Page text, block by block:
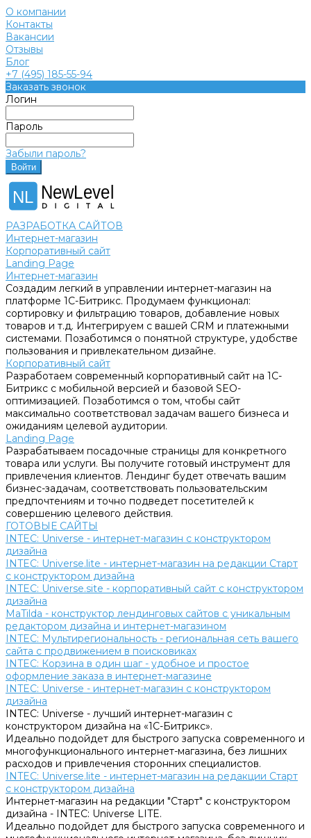
О компании
Контакты
Вакансии
Отзывы
Блог
+7 (495) 185-55-94
Заказать звонок
Логин
Пароль
Забыли пароль?
NewLevel
NL
РАЗРАБОТКА САЙТОВ
Интернет-магазин
Корпоративный сайт
Landing Page
Интернет-магазин
Создадим легкий в управлении интернет-магазин на
платформе 1С-Битрикс. Продумаем функционал:
сортировку и фильтрацию товаров, добавление новых
товаров и т.д. Интегрируем с вашей CRM и платежными
системами. Позаботимся о понятной структуре, удобстве
пользования и привлекательном дизайне.
Корпоративный сайт
Разработаем современный корпоративный сайт на 1С-
Битрикс с мобильной версией и базовой SEO-
оптимизацией. Позаботимся о том, чтобы сайт
максимально соответствовал задачам вашего бизнеса и
ожиданиям целевой аудитории.
Landing Page
Разрабатываем посадочные страницы для конкретного
товара или услуги. Вы получите готовый инструмент для
привлечения клиентов. Лендинг будет отвечать вашим
бизнес-задачам, соответствовать пользовательским
предпочтениям и точно подведет посетителей к
совершению целевого действия.
ГОТОВЫЕ САЙТЫ
INTEC: Universe - интернет-магазин с конструктором
дизайна
INTEC: Universe.lite - интернет-магазин на редакции Старт
с конструктором дизайна
INTEC: Universe.site - корпоративный сайт с конструктором
дизайна
MaTilda - конструктор лендинговых сайтов с уникальным
редактором дизайна и интернет-магазином
INTEC: Мультирегиональность - региональная сеть вашего
сайта с продвижением в поисковиках
INTEC: Корзина в один шаг - удобное и простое
оформление заказа в интернет-магазине
INTEC: Universe - интернет-магазин с конструктором
дизайна
INTEC: Universe - лучший интернет-магазин с
конструктором дизайна на «1C-Битрикс».
Идеально подойдет для быстрого запуска современного и
многофункционального интернет-магазина, без лишних
расходов и привлечения сторонних специалистов.
INTEC: Universe.lite - интернет-магазин на редакции Старт
с конструктором дизайна
Интернет-магазин на редакции "Старт" с конструктором
дизайна - INTEC: Universe LITE.
Идеально подойдет для быстрого запуска современного и